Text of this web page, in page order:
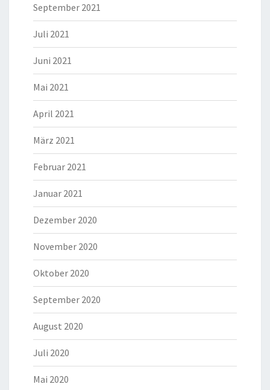
September 2021
Juli 2021
Juni 2021
Mai 2021
April 2021
März 2021
Februar 2021
Januar 2021
Dezember 2020
November 2020
Oktober 2020
September 2020
August 2020
Juli 2020
Mai 2020